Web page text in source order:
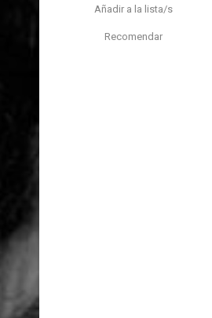
Añadir a la lista/s
Recomendar